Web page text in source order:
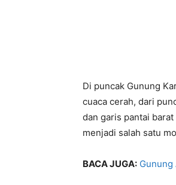
Di puncak Gunung
cuaca cerah, dari
dan garis pantai
menjadi salah satu
BACA JUGA: Gunung